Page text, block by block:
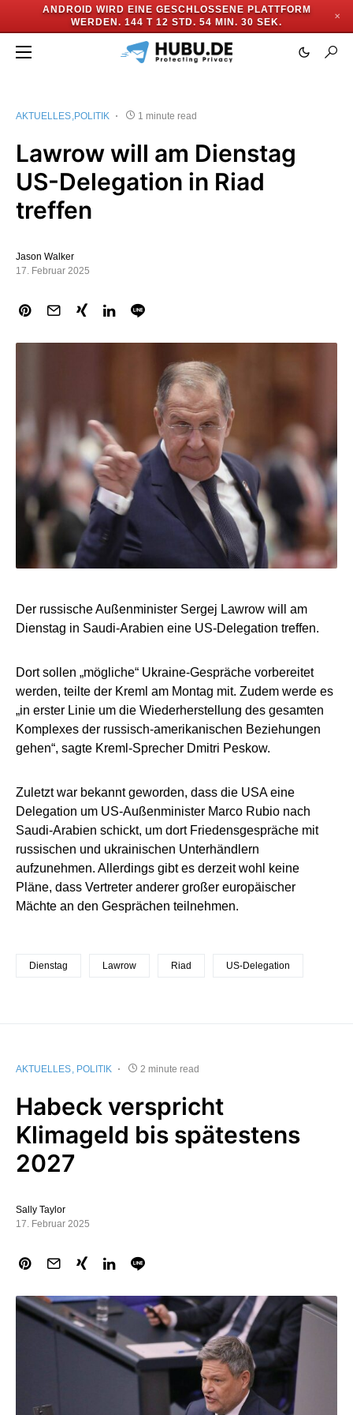
ANDROID WIRD EINE GESCHLOSSENE PLATTFORM
WERDEN. 144 T 12 STD. 54 MIN. 30 SEK.
✕
AKTUELLES POLITIK 1 minute read
Lawrow will am Dienstag
US-Delegation in Riad
treffen
Jason Walker
17. Februar 2025
Der russische Außenminister Sergej Lawrow will am
Dienstag in Saudi-Arabien eine US-Delegation treffen.
Dort sollen „mögliche“ Ukraine-Gespräche vorbereitet
werden, teilte der Kreml am Montag mit. Zudem werde es
„in erster Linie um die Wiederherstellung des gesamten
Komplexes der russisch-amerikanischen Beziehungen
gehen“, sagte Kreml-Sprecher Dmitri Peskow.
Zuletzt war bekannt geworden, dass die USA eine
Delegation um US-Außenminister Marco Rubio nach
Saudi-Arabien schickt, um dort Friedensgespräche mit
russischen und ukrainischen Unterhändlern
aufzunehmen. Allerdings gibt es derzeit wohl keine
Pläne, dass Vertreter anderer großer europäischer
Mächte an den Gesprächen teilnehmen.
Dienstag Lawrow Riad US-Delegation
AKTUELLES POLITIK 2 minute read
Habeck verspricht
Klimageld bis spätestens
2027
Sally Taylor
17. Februar 2025